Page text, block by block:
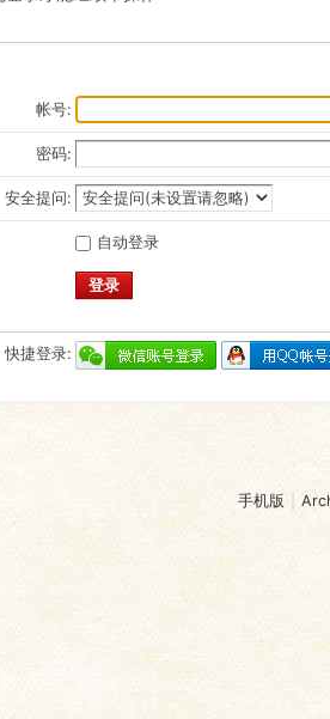
帐号:
密码:
安全提问:
自动登录
登录
快捷登录:
手机版